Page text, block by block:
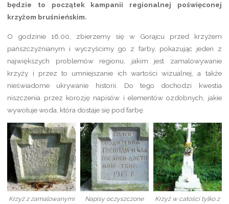
nami”
będzie to początek kampanii regionalnej poświęconej
krzyżom bruśnieńskim.
O godzinie 16.00, zbierzemy się w Gorajcu przed krzyżem
pańszczyźnianym i wyczyścimy go z farby, pokazując jeden z
największych problemów regionu, jakim jest zamalowywanie
krzyży i przez to umniejszanie ich wartości wizualnej, a także
nieświadome ukrywanie historii. Do tego dochodzi kwestia
niszczenia przez korozję napisów i elementów ozdobnych, jakie
wywołuje woda, która dostaje się pod farbę.
Krzyż z zamalowanymi
Napisy oczyszczone
Krzyż w całości tylko z